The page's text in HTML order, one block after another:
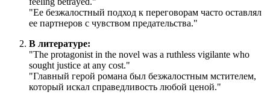
"Ее безжалостный подход к переговорам часто оставлял
ее партнеров с чувством предательства."
В литературе:
"The protagonist in the novel was a ruthless vigilante who
sought justice at any cost."
"Главный герой романа был безжалостным мстителем,
который искал справедливость любой ценой."